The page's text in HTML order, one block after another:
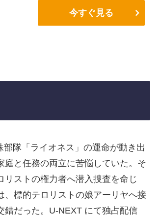
今すぐ見る
隊「ライオネス」の運命が動き出
と任務の両立に苦悩していた。そ
ストの権力者へ潜入捜査を命じ
、標的テロリストの娘アーリヤへ接
錯だった。U-NEXT にて独占配信